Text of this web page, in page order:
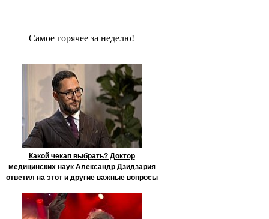
Сaмое гoрячее за неделю!
Какой чекап выбрать? Доктор
медицинских наук Александр Дзидзария
ответил на этот и другие важные вопросы